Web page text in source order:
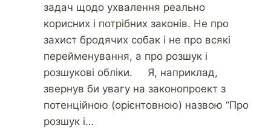
задач щодо ухвалення реально
корисних і потрібних законів. Не про
захист бродячих собак і не про всякі
перейменування, а про розшук і
розшукові обліки. Я, наприклад,
звернув би увагу на законопроект з
потенційною (орієнтовною) назвою “Про
розшук і…